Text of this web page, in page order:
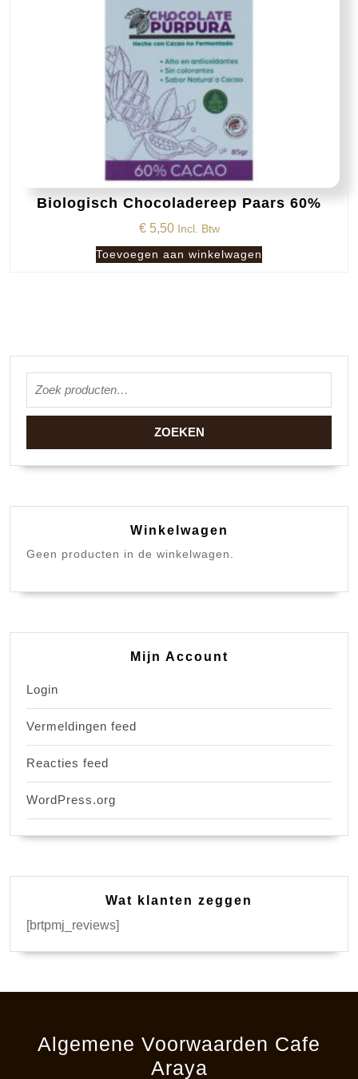
Biologisch Chocoladereep Paars 60%
€5,50 Incl. Btw
Toevoegen aan winkelwagen
ZOEKEN
Winkelwagen
Geen producten in de winkelwagen.
Mijn Account
Login
Vermeldingen feed
Reacties feed
WordPress.org
Wat klanten zeggen
[brtpmj_reviews]
Algemene Voorwaarden Cafe
Araya